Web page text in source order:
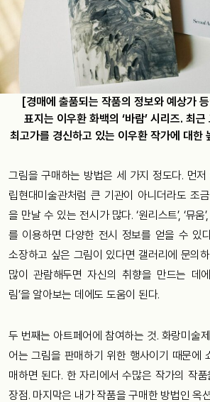
[경매에 출품되는 작품의 정보와 예상가
표지는 이우환 화백의 ‘바람’ 시리즈. 최
최고가를 경신하고 있는 이우환 작가에 대한
그림을 구매하는 방법은 세 가지 정도다. 먼
립현대미술관처럼 큰 기관이 아니더라도 조
을 만날 수 있는 전시가 많다. ‘원리스트’, ‘뮤움
를 이용하면 다양한 전시 정보를 얻을 수 있
소장하고 싶은 그림이 있다면 갤러리에 문의
많이 관람해두면 자신의 취향을 만드는 데
림’을 알아보는 데에도 도움이 된다.
두 번째는 아트페어에 참여하는 것. 화랑미술
어는 그림을 판매하기 위한 행사이기 때문에
매하면 된다. 한 자리에서 수많은 작가의 작
장점. 마지막은 내가 작품을 구매한 방법인 옥